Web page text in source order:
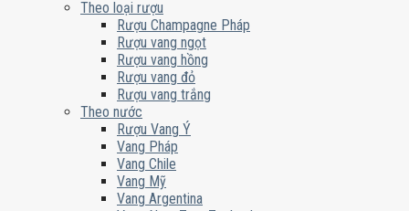
Theo loại rượu
Rượu Champagne Pháp
Rượu vang ngọt
Rượu vang hồng
Rượu vang đỏ
Rượu vang trắng
Theo nước
Rượu Vang Ý
Vang Pháp
Vang Chile
Vang Mỹ
Vang Argentina